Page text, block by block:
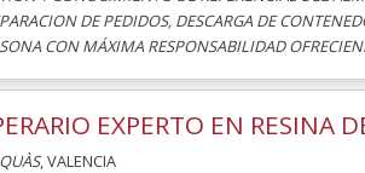
DE PEDIDOS, DESCARGA DE
CON MÁXIMA RESPONSABILIDAD
EXPERTO EN RESINA
, VALENCIA